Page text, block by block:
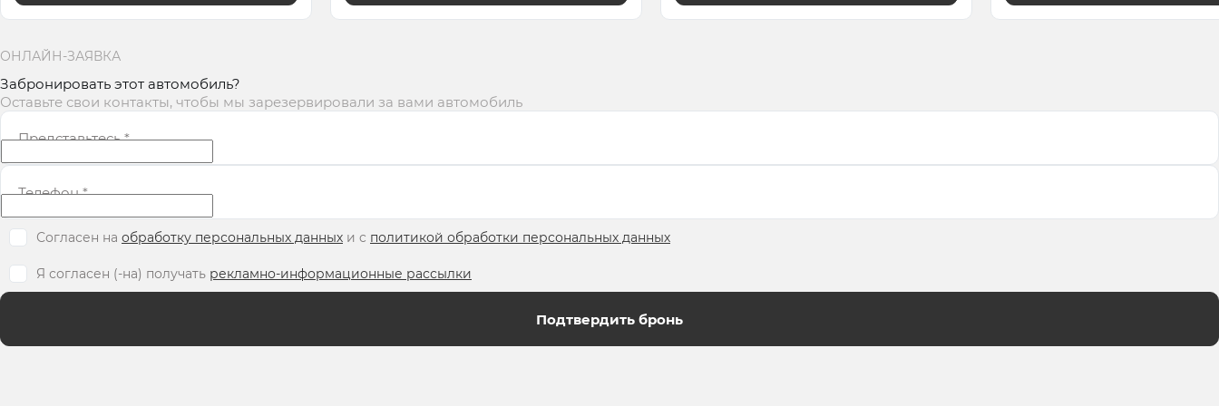
ОНЛАЙН-ЗАЯВКА
Забронировать этот автомобиль?
Оставьте свои контакты, чтобы мы зарезервировали за вами автомобиль
Представьтесь*
Телефон*
Согласен на обработку персональных данных и c политикой обработки персональных данных
Я согласен (-на) получать рекламно-информационные рассылки
Подтвердить бронь